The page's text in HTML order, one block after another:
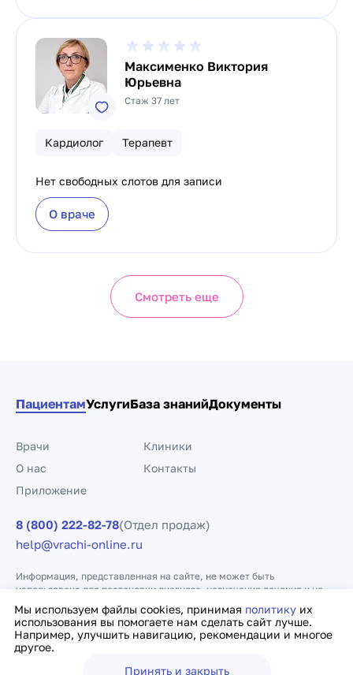
Максименко Виктория
Юрьевна
Стаж 37 лет
Кардиолог Терапевт
Нет свободных слотов для записи
О враче
Смотреть еще
Мы используем файлы cookies, принимая политику их
использования вы помогаете нам сделать сайт лучше.
Например, улучшить навигацию, рекомендации и многое
другое.
Принять и закрыть
ПациентамУслугиБаза знанийДокументы
Врачи
Клиники
О нас
Контакты
Приложение
8 (800) 222-82-78(Отдел продаж)
help@vrachi-online.ru
Информация, представленная на сайте, не может быть
использована для постановки диагноза, назначения лечения и не
заменяет прием врача.
Политика конфиденциальности Договор оферты